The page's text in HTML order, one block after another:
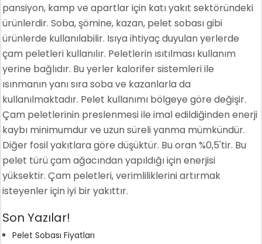
pansiyon, kamp ve apartlar için katı yakıt sektöründeki
ürünlerdir. Soba, şömine, kazan, pelet sobası gibi
ürünlerde kullanılabilir. Isıya ihtiyaç duyulan yerlerde
çam peletleri kullanılır. Peletlerin ısıtılması kullanım
yerine bağlıdır. Bu yerler kalorifer sistemleri ile
ısınmanın yanı sıra soba ve kazanlarla da
kullanılmaktadır. Pelet kullanımı bölgeye göre değişir.
Çam peletlerinin preslenmesi ile imal edildiğinden enerji
kaybı minimumdur ve uzun süreli yanma mümkündür.
Diğer fosil yakıtlara göre düşüktür. Bu oran %0,5'tir. Bu
pelet türü çam ağacından yapıldığı için enerjisi
yüksektir. Çam peletleri, verimliliklerini artırmak
isteyenler için iyi bir yakıttır.
Son Yazılar!
Pelet Sobası Fiyatları